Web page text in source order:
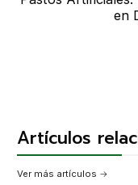
en
Artículos
Ver más artículos